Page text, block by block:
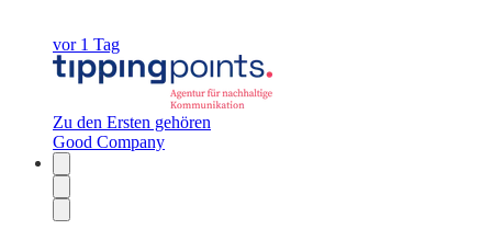
vor 1 Tag
Zu den Ersten gehören
Good Company